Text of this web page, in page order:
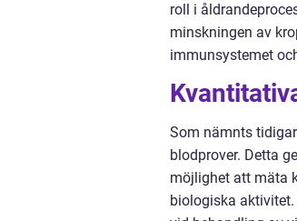
roll i
minskningen av
immunsystemet
Som nämnts
blodprover. Detta
möjlighet att mäta
biologiska